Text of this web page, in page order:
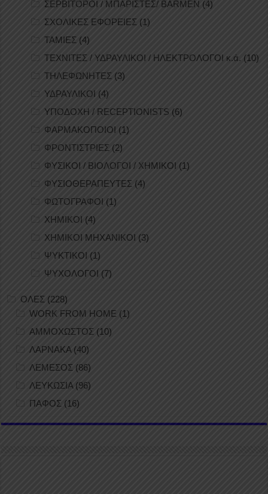
ΣΕΡΒΙΤΟΡΟΙ / ΜΠΑΡΙΣΤΕΣ/ BARMEN (4)
ΣΧΟΛΙΚΕΣ ΕΦΟΡΕΙΕΣ (1)
ΤΑΜΙΕΣ (4)
ΤΕΧΝΙΤΕΣ / ΥΔΡΑΥΛΙΚΟΙ / ΗΛΕΚΤΡΟΛΟΓΟΙ κ.ά. (10)
ΤΗΛΕΦΩΝΗΤΕΣ (3)
ΥΔΡΑΥΛΙΚΟΙ (4)
ΥΠΟΔΟΧΗ / RECEPTIONISTS (6)
ΦΑΡΜΑΚΟΠΟΙΟΙ (1)
ΦΡΟΝΤΙΣΤΡΙΕΣ (2)
ΦΥΣΙΚΟΙ / ΒΙΟΛΟΓΟΙ / ΧΗΜΙΚΟΙ (1)
ΦΥΣΙΟΘΕΡΑΠΕΥΤΕΣ (4)
ΦΩΤΟΓΡΑΦΟΙ (1)
ΧΗΜΙΚΟΙ (4)
ΧΗΜΙΚΟΙ ΜΗΧΑΝΙΚΟΙ (3)
ΨΥΚΤΙΚΟΙ (1)
ΨΥΧΟΛΟΓΟΙ (7)
ΟΛΕΣ (228)
WORK FROM HOME (1)
ΑΜΜΟΧΩΣΤΟΣ (10)
ΛΑΡΝΑΚΑ(40)
ΛΕΜΕΣΟΣ (86)
ΛΕΥΚΩΣΙΑ(96)
ΠΑΦΟΣ (16)